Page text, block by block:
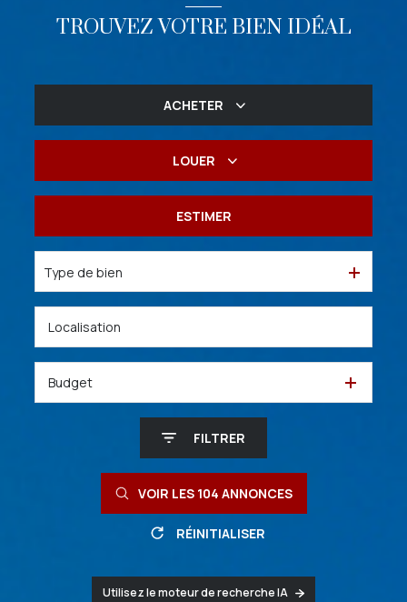
TROUVEZ VOTRE BIEN IDÉAL
ACHETER
De l'immo pro
LOUER
De l'immo pro
ESTIMER
Type de bien
Budget
FILTRER
VOIR LES 104 ANNONCES
RÉINITIALISER
Utilisez le moteur de recherche IA